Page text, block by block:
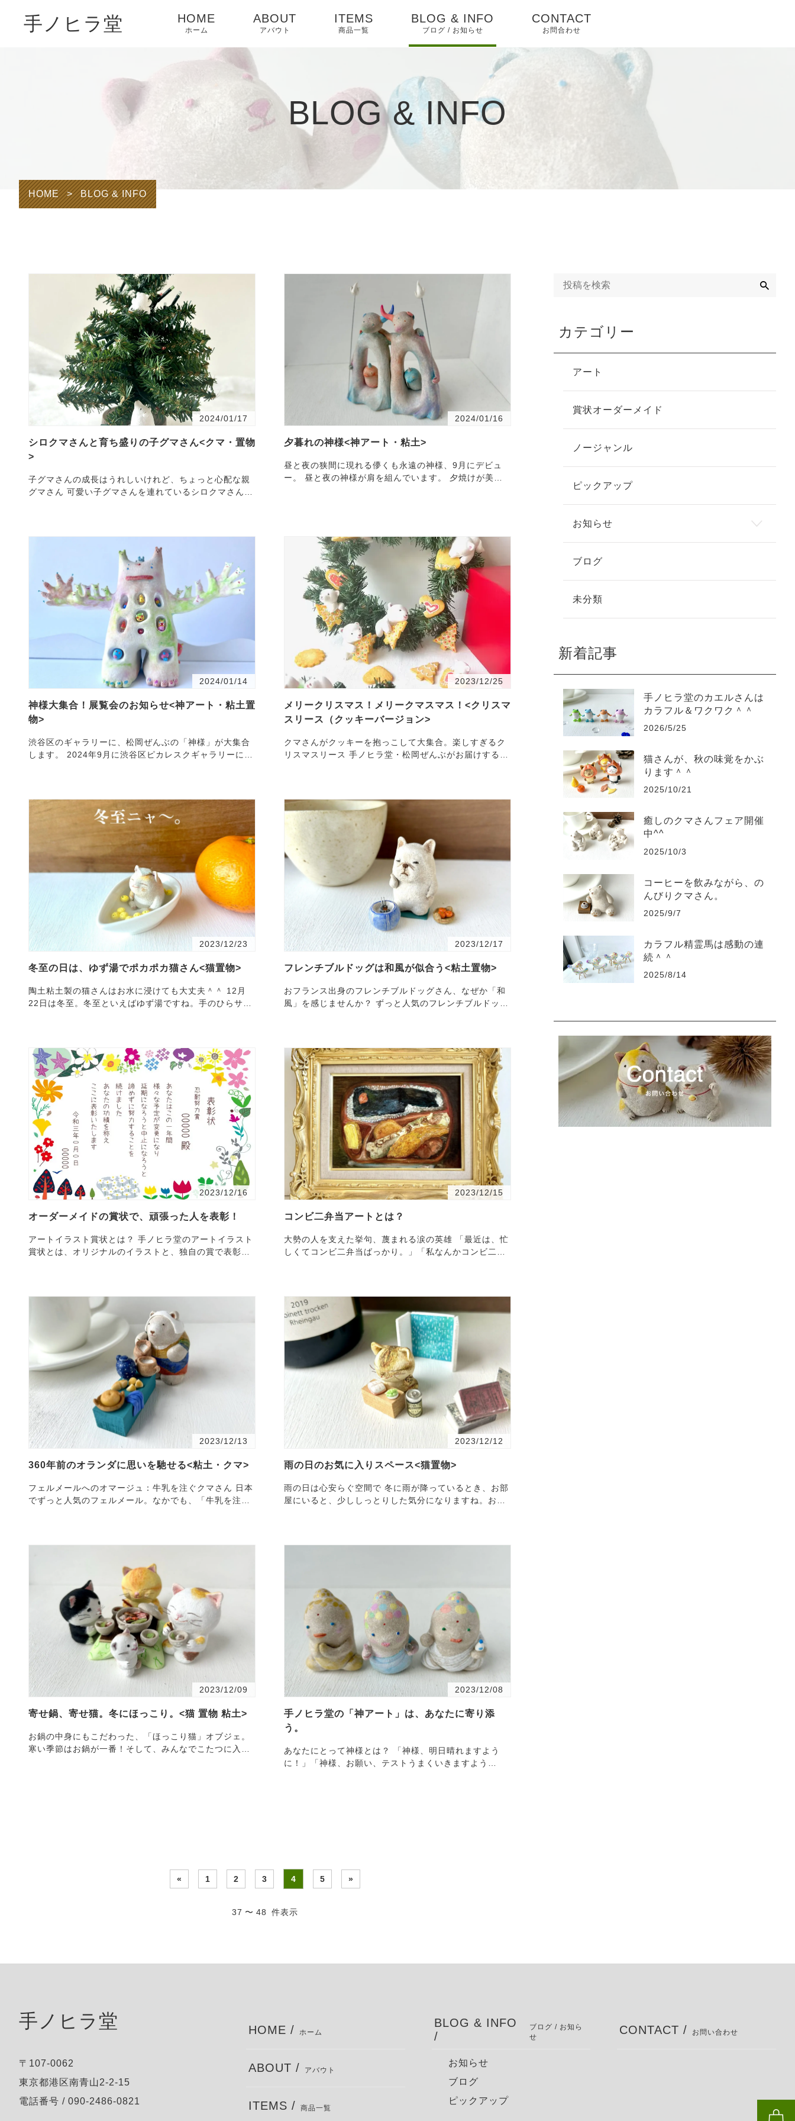
手ノヒラ堂 HOME
ホーム
ABOUT
アバウト
ITEMS
商品一覧
BLOG & INFO
ブログ / お知らせ
ピックアップ
CONTACT
お問合わせ
BLOG & INFO
HOME > BLOG & INFO
2024/01/17
シロクマさんと育ち盛りの子グマさん<クマ・置物
>
子グマさんの成長はうれしいけれど、ちょっと心配な親
グマさん 可愛い子グマさんを連れているシロクマさん。
2024/01/16
夕暮れの神様<神アート・粘土>
昼と夜の狭間に現れる儚くも永遠の神様、9月にデビュ
ー。 昼と夜の神様が肩を組んでいます。 夕焼けが美し
2024/01/14
神様大集合！展覧会のお知らせ<神アート・粘土置
物>
渋谷区のギャラリーに、松岡ぜんぶの「神様」が大集合
します。 2024年9月に渋谷区ピカレスクギャラリーに
2023/12/25
メリークリスマス！メリークマスマス！<クリスマ
スリース（クッキーバージョン>
クマさんがクッキーを抱っこして大集合。楽しすぎるク
リスマスリース 手ノヒラ堂・松岡ぜんぶがお届けするク
2023/12/23
冬至の日は、ゆず湯でポカポカ猫さん<猫置物>
陶土粘土製の猫さんはお水に浸けても大丈夫＾＾ 12月
22日は冬至。冬至といえばゆず湯ですね。手のひらサイ
2023/12/17
フレンチブルドッグは和風が似合う<粘土置物>
おフランス出身のフレンチブルドッグさん、なぜか「和
風」を感じませんか？ ずっと人気のフレンチブルドッグ
2023/12/16
オーダーメイドの賞状で、頑張った人を表彰！
アートイラスト賞状とは？ 手ノヒラ堂のアートイラスト
賞状とは、オリジナルのイラストと、独自の賞で表彰す
2023/12/15
コンビ二弁当アートとは？
大勢の人を支えた挙句、蔑まれる涙の英雄 「最近は、忙
しくてコンビ二弁当ばっかり。」「私なんかコンビ二弁
2023/12/13
360年前のオランダに思いを馳せる<粘土・クマ>
フェルメールへのオマージュ：牛乳を注ぐクマさん 日本
でずっと人気のフェルメール。なかでも、「牛乳を注ぐ
2023/12/12
雨の日のお気に入りスペース<猫置物>
雨の日は心安らぐ空間で 冬に雨が降っているとき、お部
屋にいると、少ししっとりした気分になりますね。お茶
2023/12/09
寄せ鍋、寄せ猫。冬にほっこり。<猫 置物 粘土>
お鍋の中身にもこだわった、「ほっこり猫」オブジェ。
寒い季節はお鍋が一番！そして、みんなでこたつに入っ
2023/12/08
手ノヒラ堂の「神アート」は、あなたに寄り添
う。
あなたにとって神様とは？ 「神様、明日晴れますよう
に！」「神様、お願い、テストうまくいきますよう
« 1 2 3 4 5 »
37 〜 48 件表示
カテゴリー
アート
賞状オーダーメイド
ノージャンル
ピックアップ
お知らせ
ブログ
未分類
新着記事
手ノヒラ堂のカエルさんは
カラフル＆ワクワク＾＾
2026/5/25
猫さんが、秋の味覚をかぶ
ります＾＾
2025/10/21
癒しのクマさんフェア開催
中^^
2025/10/3
コーヒーを飲みながら、の
んびりクマさん。
2025/9/7
カラフル精霊馬は感動の連
続＾＾
2025/8/14
手ノヒラ堂
〒107-0062
東京都港区南青山2-2-15
電話番号 / 090-2486-0821
HOME / ホーム
ABOUT / アバウト
ITEMS / 商品一覧
BLOG & INFO
/
ブログ / お知ら
せ
お知らせ
ブログ
ピックアップ
CONTACT / お問い合わせ